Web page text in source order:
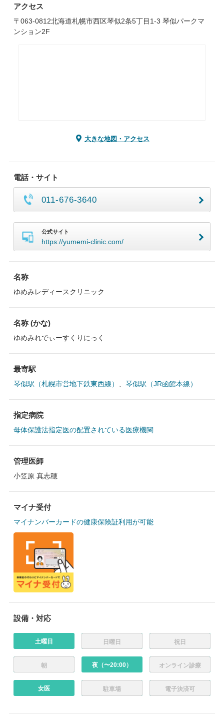
アクセス
〒063-0812北海道札幌市西区琴似2条5丁目1-3 琴似パークマ
ンション2F
大きな地図・アクセス
電話・サイト
011-676-3640
公式サイト
https://yumemi-clinic.com/
名称
ゆめみレディースクリニック
名称 (かな)
ゆめみれでぃーすくりにっく
最寄駅
琴似駅（札幌市営地下鉄東西線） 琴似駅（JR函館本線）
指定病院
母体保護法指定医の配置されている医療機関
管理医師
小笠原 真志穂
マイナ受付
マイナンバーカードの健康保険証利用が可能
設備・対応
土曜日 日曜日 祝日
朝 夜（〜20:00） オンライン診療
女医 駐車場 電子決済可